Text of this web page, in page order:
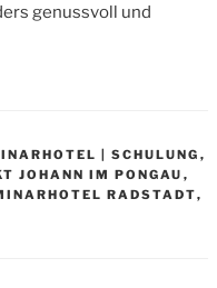
genussvoll und
| SCHULUNG ,
JOHANN IM PONGAU ,
RADSTADT,